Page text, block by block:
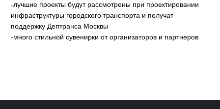
-лучшие проекты будут рассмотрены при проектировании
инфраструктуры городского транспорта и получат
поддержку Дептранса Москвы
-много стильной сувенирки от организаторов и партнеров